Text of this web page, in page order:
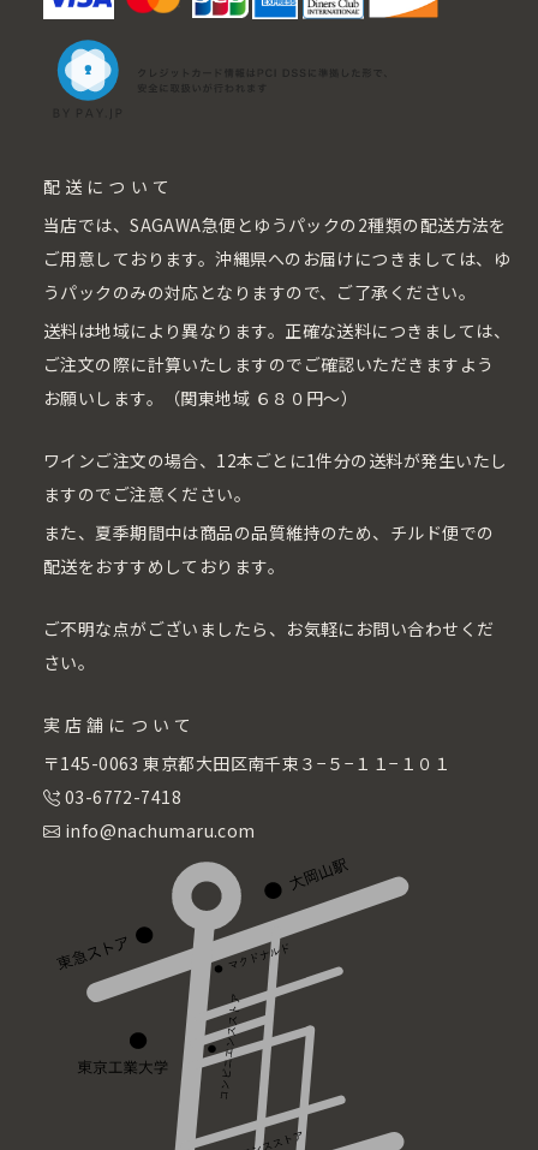
配送について
当店では、SAGAWA急便とゆうパックの2種類の配送方法を
ご用意しております。沖縄県へのお届けにつきましては、ゆ
うパックのみの対応となりますので、ご了承ください。
送料は地域により異なります。正確な送料につきましては、
ご注文の際に計算いたしますのでご確認いただきますよう
お願いします。（関東地域 ６８０円〜）
ワインご注文の場合、12本ごとに1件分の送料が発生いたし
ますのでご注意ください。
また、夏季期間中は商品の品質維持のため、チルド便での
配送をおすすめしております。
ご不明な点がございましたら、お気軽にお問い合わせくだ
さい。
実店舗について
〒145-0063 東京都大田区南千束３−５−１１−１０１
03-6772-7418
info@nachumaru.com